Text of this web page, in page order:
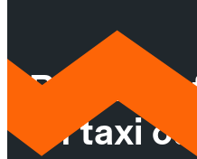
un taxi